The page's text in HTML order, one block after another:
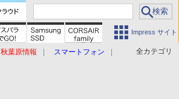
Impress サイト
全カテゴリ
秋葉原情報
スマートフォン